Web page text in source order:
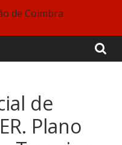
de
Plano